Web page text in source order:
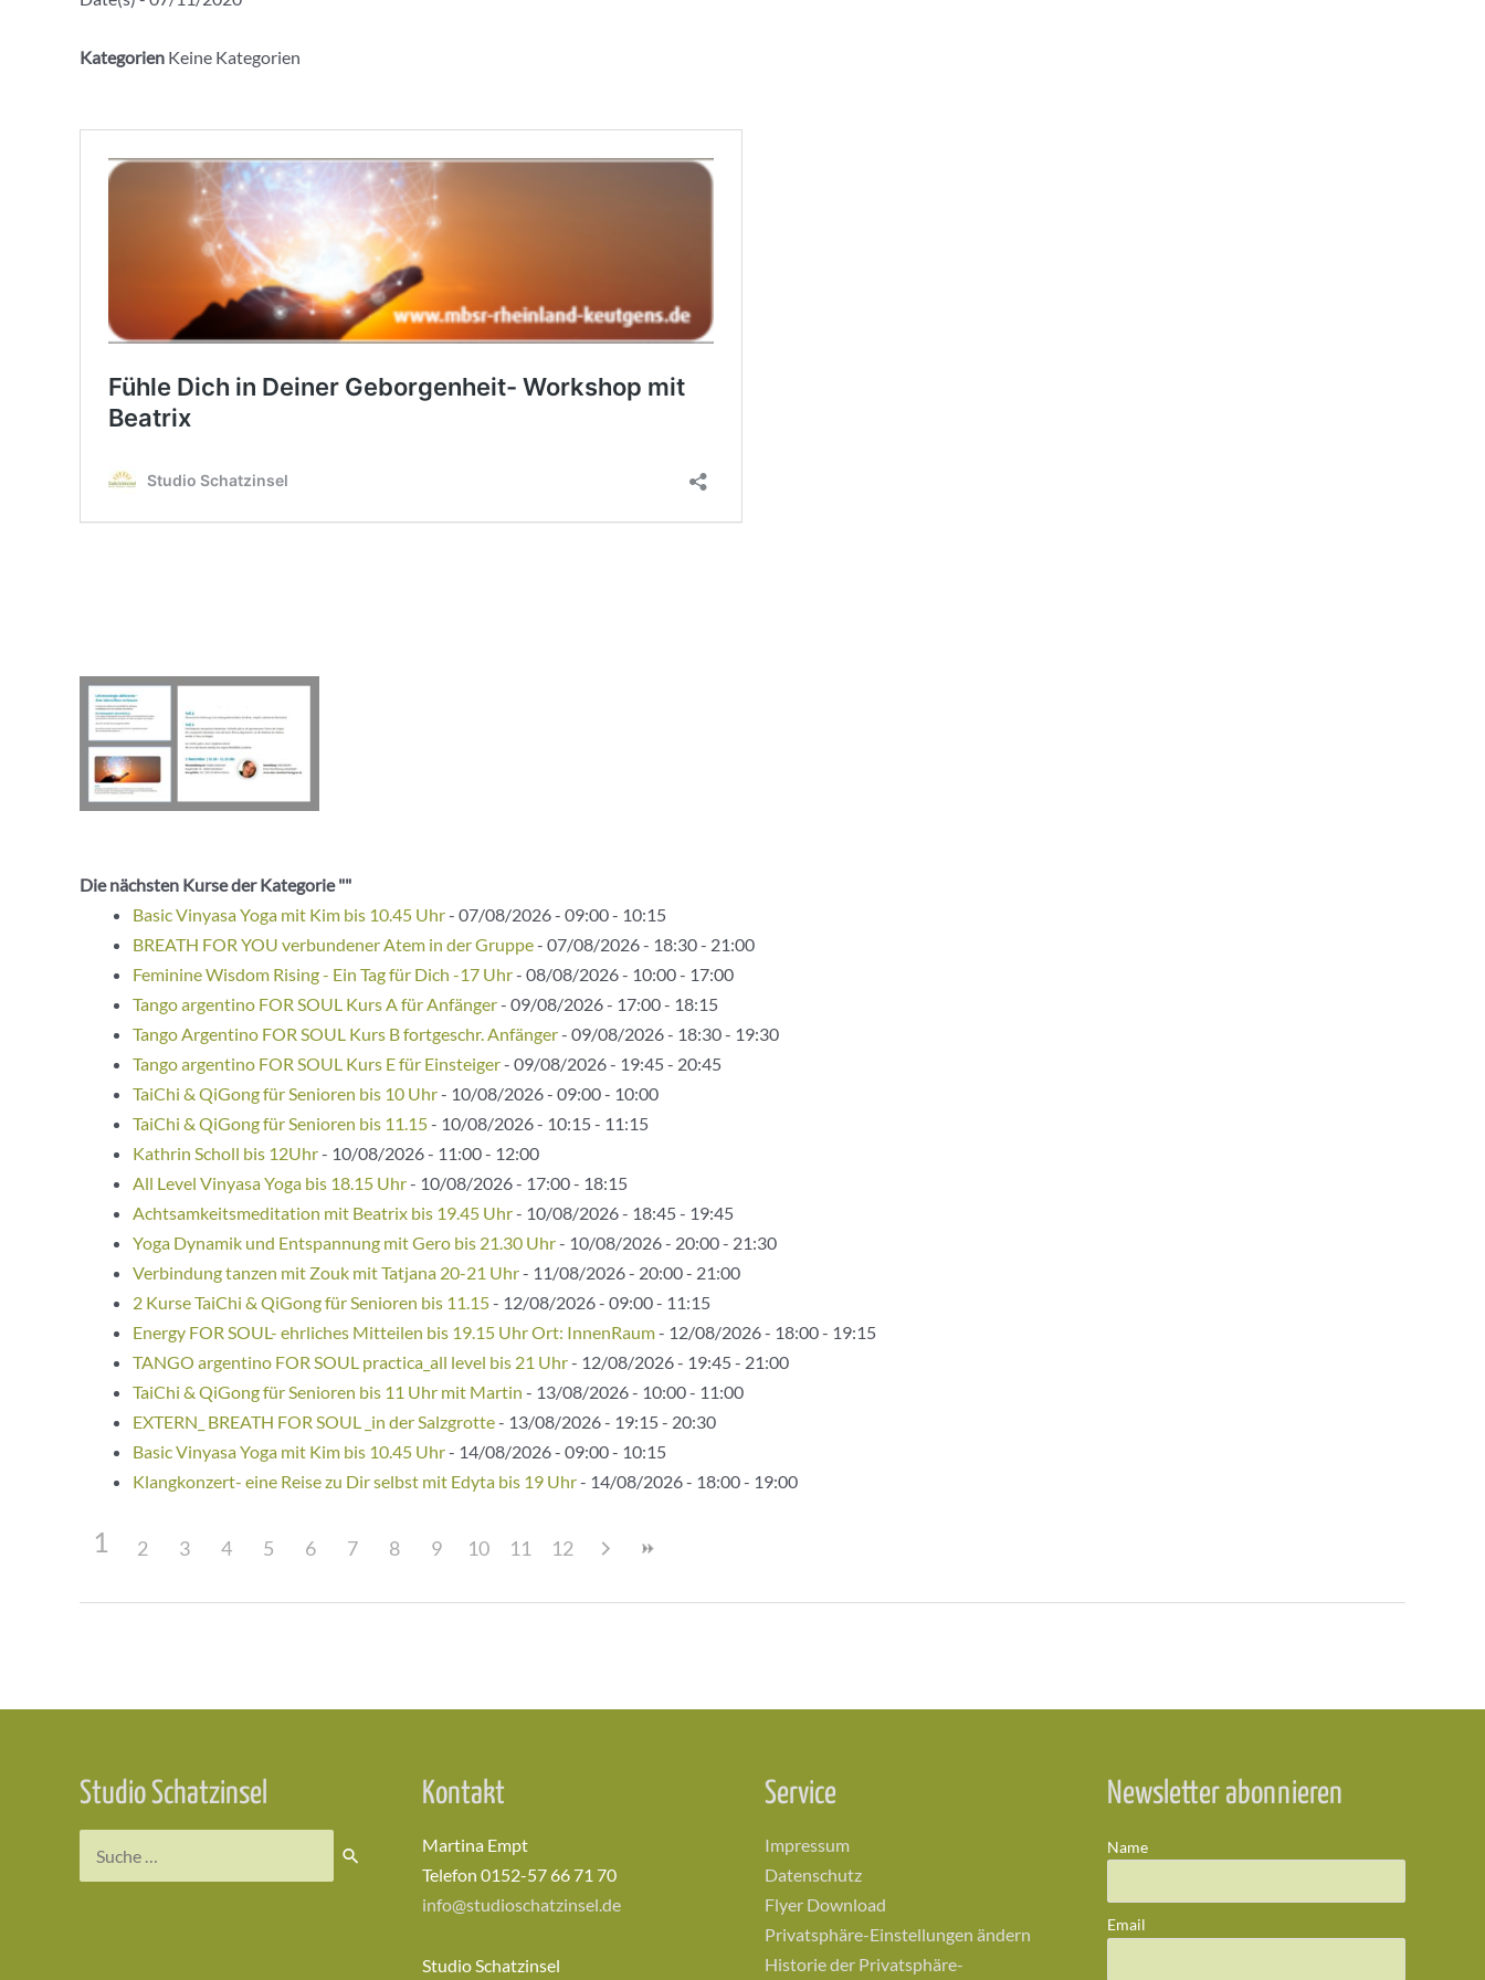
Kategorien Keine Kategorien
Die nächsten Kurse der Kategorie ""
Basic Vinyasa Yoga mit Kim bis 10.45 Uhr- 07/08/2026 - 09:00 - 10:15
BREATH FOR YOU verbundener Atem in der Gruppe- 07/08/2026 - 18:30 - 21:00
Feminine Wisdom Rising - Ein Tag für Dich -17 Uhr- 08/08/2026 - 10:00 - 17:00
Tango argentino FOR SOUL Kurs A für Anfänger- 09/08/2026 - 17:00 - 18:15
Tango Argentino FOR SOUL Kurs B fortgeschr. Anfänger- 09/08/2026 - 18:30 - 19:30
Tango argentino FOR SOUL Kurs E für Einsteiger- 09/08/2026 - 19:45 - 20:45
TaiChi & QiGong für Senioren bis 10 Uhr- 10/08/2026 - 09:00 - 10:00
TaiChi & QiGong für Senioren bis 11.15- 10/08/2026 - 10:15 - 11:15
Kathrin Scholl bis 12Uhr- 10/08/2026 - 11:00 - 12:00
All Level Vinyasa Yoga bis 18.15 Uhr- 10/08/2026 - 17:00 - 18:15
Achtsamkeitsmeditation mit Beatrix bis 19.45 Uhr- 10/08/2026 - 18:45 - 19:45
Yoga Dynamik und Entspannung mit Gero bis 21.30 Uhr- 10/08/2026 - 20:00 - 21:30
Verbindung tanzen mit Zouk mit Tatjana 20-21 Uhr- 11/08/2026 - 20:00 - 21:00
2 Kurse TaiChi & QiGong für Senioren bis 11.15- 12/08/2026 - 09:00 - 11:15
Energy FOR SOUL- ehrliches Mitteilen bis 19.15 Uhr Ort: InnenRaum- 12/08/2026 - 18:00 - 19:15
TANGO argentino FOR SOUL practica_all level bis 21 Uhr- 12/08/2026 - 19:45 - 21:00
TaiChi & QiGong für Senioren bis 11 Uhr mit Martin - 13/08/2026 - 10:00 - 11:00
EXTERN_ BREATH FOR SOUL _in der Salzgrotte- 13/08/2026 - 19:15 - 20:30
Basic Vinyasa Yoga mit Kim bis 10.45 Uhr- 14/08/2026 - 09:00 - 10:15
Klangkonzert- eine Reise zu Dir selbst mit Edyta bis 19 Uhr- 14/08/2026 - 18:00 - 19:00
1 2 3 4 5 6 7 8 9 10 11 12
Studio Schatzinsel Kontakt
Martina Empt
Telefon 0152-57 66 71 70
info@studioschatzinsel.de
Studio Schatzinsel
Service
Impressum
Datenschutz
Flyer Download
Privatsphäre-Einstellungen ändern
Historie der Privatsphäre-
Newsletter abonnieren
Name
Email